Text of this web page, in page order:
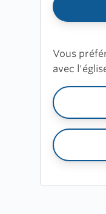
Vous
avec